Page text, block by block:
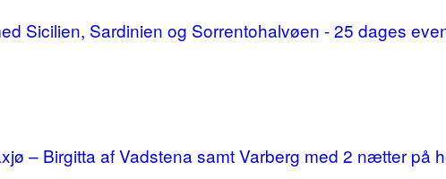
Sicilien, Sardinien og Sorrentohalvøen - 25 dages
– Birgitta af Vadstena samt Varberg med 2 nætter på